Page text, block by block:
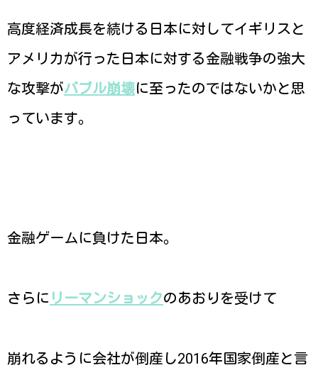
高度経済成長を続ける日本に対してイギリスと
アメリカが行った日本に対する金融戦争の強大
な攻撃がバブル崩壊に至ったのではないかと思
っています。
金融ゲームに負けた日本。
さらに リーマンショックのあおりを受けて
崩れるように会社が倒産し2016年国家倒産と言